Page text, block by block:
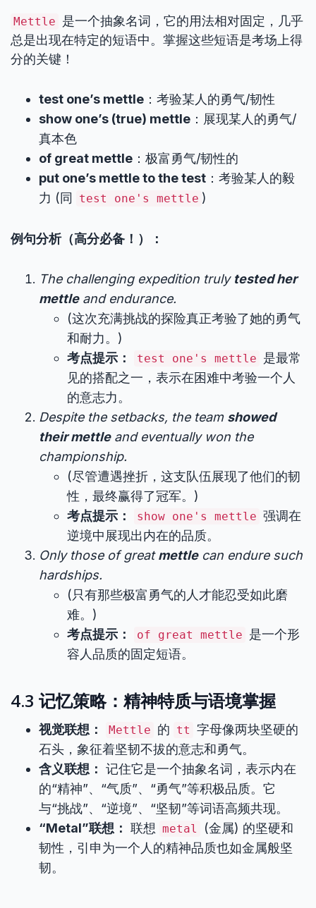
Mettle 是一个抽象名词，它的用法相对固定，几乎
总是出现在特定的短语中。掌握这些短语是考场上得
分的关键！
test one’s mettle ：考验某人的勇气/韧性
show one’s (true) mettle ：展现某人的勇气/
真本色
of great mettle ：极富勇气/韧性的
put one’s mettle to the test ：考验某人的毅
力 (同
test one's mettle )
例句分析（高分必备！）：
The challenging expedition truly tested her
mettleand endurance.
(这次充满挑战的探险真正考验了她的勇气
和耐力。)
考点提示：
test one's mettle 是最常
见的搭配之一，表示在困难中考验一个人
的意志力。
Despite the setbacks, the team showed
their mettleand eventually won the
championship.
(尽管遭遇挫折，这支队伍展现了他们的韧
性，最终赢得了冠军。)
考点提示：
show one's mettle 强调在
逆境中展现出内在的品质。
Only those of greatmettlecan endure such
hardships.
(只有那些极富勇气的人才能忍受如此磨
难。)
考点提示：
of great mettle 是一个形
容人品质的固定短语。
4.3 记忆策略：精神特质与语境掌握
视觉联想： Mettle 的 tt 字母像两块坚硬的
石头，象征着坚韧不拔的意志和勇气。
含义联想： 记住它是一个抽象名词，表示内在
的“精神”、“气质”、“勇气”等积极品质。它
与“挑战”、“逆境”、“坚韧”等词语高频共现。
“Metal”联想： 联想 metal
(金属) 的坚硬和
韧性，引申为一个人的精神品质也如金属般坚
韧。